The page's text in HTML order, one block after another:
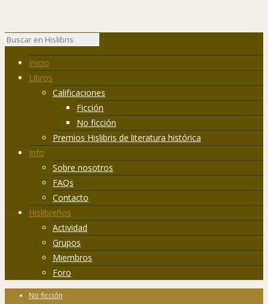
Inicio
Libros
Calificaciones
Ficción
No ficción
Premios Hislibris de literatura histórica
Info
Sobre nosotros
FAQs
Contacto
Hislibreños
Actividad
Grupos
Miembros
Foro
No ficción